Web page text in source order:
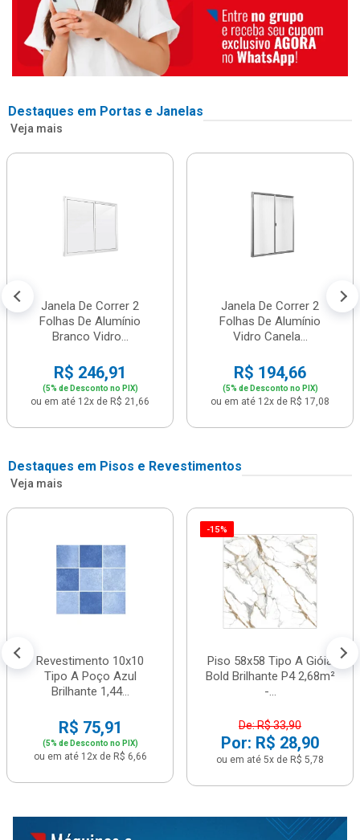
Destaques em Portas e Janelas
Veja mais
Janela De Correr 2
Folhas De Alumínio
Branco Vidro...
R$ 246,91
(5% de Desconto no PIX)
ou em até 12x de R$ 21,66
Janela De Correr 2
Folhas De Alumínio
Vidro Canela...
R$ 194,66
(5% de Desconto no PIX)
ou em até 12x de R$ 17,08
Destaques em Pisos e Revestimentos
Veja mais
Revestimento 10x10
Tipo A Poço Azul
Brilhante 1,44...
R$ 75,91
(5% de Desconto no PIX)
ou em até 12x de R$ 6,66
-15%
Piso 58x58 Tipo A Gióia
Bold Brilhante P4 2,68m²
-...
De: R$ 33,90
Por: R$ 28,90
ou em até 5x de R$ 5,78